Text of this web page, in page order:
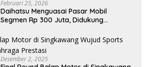
Februari 25, 2026
Daihatsu Menguasai Pasar Mobil
Segmen Rp 300 Juta, Didukung
Desember 2, 2025